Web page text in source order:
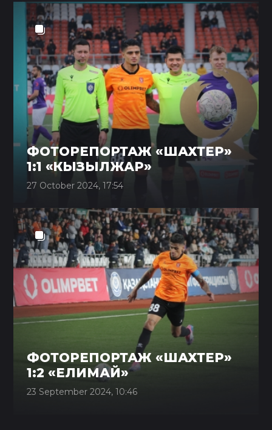
ФОТОРЕПОРТАЖ «ШАХТЕР»
1:1 «КЫЗЫЛЖАР»
27 October 2024, 17:54
ФОТОРЕПОРТАЖ «ШАХТЕР»
1:2 «ЕЛИМАЙ»
23 September 2024, 10:46